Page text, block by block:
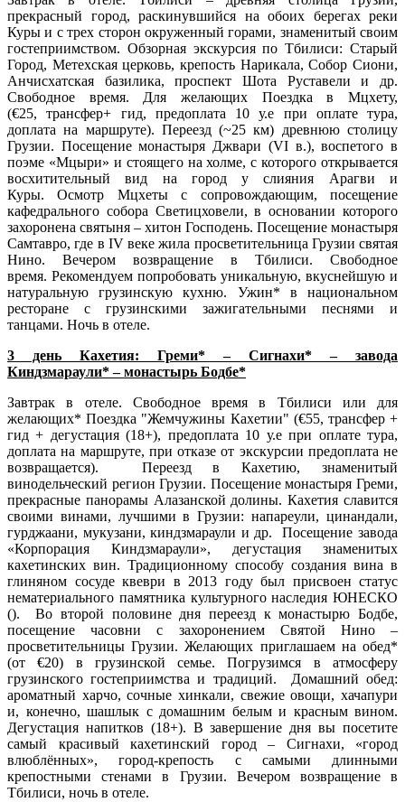
прекрасный город, раскинувшийся на обоих берегах реки
Куры и с трех сторон окруженный горами, знаменитый своим
гостеприимством. Обзорная экскурсия по Тбилиси: Старый
Город, Метехская церковь, крепость Нарикала, Собор Сиони,
Анчисхатская базилика, проспект Шота Руставели и др.
Свободное время. Для желающих Поездка в Мцхету,
(€25, трансфер+ гид, предоплата 10 у.е при оплате тура,
доплата на маршруте). Переезд (~25 км) древнюю столицу
Грузии. Посещение монастыря Джвари (VI в.), воспетого в
поэме «Мцыри» и стоящего на холме, с которого открывается
восхитительный вид на город у слияния Арагви и
Куры. Осмотр Мцхеты с сопровождающим, посещение
кафедрального собора Светицховели, в основании которого
захоронена святыня – хитон Господень. Посещение монастыря
Самтавро, где в IV веке жила просветительница Грузии святая
Нино. Вечером возвращение в Тбилиси. Свободное
время. Рекомендуем попробовать уникальную, вкуснейшую и
натуральную грузинскую кухню. Ужин* в национальном
ресторане с грузинскими зажигательными песнями и
танцами. Ночь в отеле.
3 день Кахетия: Греми* – Сигнахи* – завода
Киндзмараули* – монастырь Бодбе*
Завтрак в отеле. Свободное время в Тбилиси или для
желающих* Поездка "Жемчужины Кахетии" (€55, трансфер +
гид + дегустация (18+), предоплата 10 у.е при оплате тура,
доплата на маршруте, при отказе от экскурсии предоплата не
возвращается). Переезд в Кахетию, знаменитый
винодельческий регион Грузии. Посещение монастыря Греми,
прекрасные панорамы Алазанской долины. Кахетия славится
своими винами, лучшими в Грузии: напареули, цинандали,
гурджаани, мукузани, киндзмараули и др. Посещение завода
«Корпорация Киндзмараули», дегустация знаменитых
кахетинских вин. Традиционному способу создания вина в
глиняном сосуде квеври в 2013 году был присвоен статус
нематериального памятника культурного наследия ЮНЕСКО
(). Во второй половине дня переезд к монастырю Бодбе,
посещение часовни с захоронением Святой Нино –
просветительницы Грузии. Желающих приглашаем на обед*
(от €20) в грузинской семье. Погрузимся в атмосферу
грузинского гостеприимства и традиций. Домашний обед:
ароматный харчо, сочные хинкали, свежие овощи, хачапури
и, конечно, шашлык с домашним белым и красным вином.
Дегустация напитков (18+). В завершение дня вы посетите
самый красивый кахетинский город – Сигнахи, «город
влюблённых», город-крепость с самыми длинными
крепостными стенами в Грузии. Вечером возвращение в
Тбилиси, ночь в отеле.